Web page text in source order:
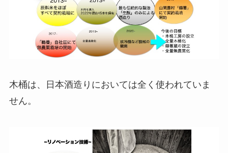
木桶は、日本酒造りにおいては全く使われていま
せん。